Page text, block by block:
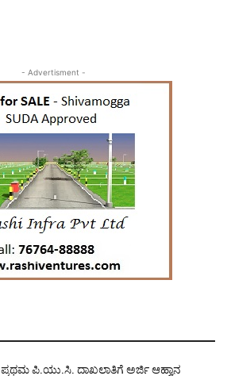
- Advertisment -
ಪ್ರಥಮ ಪಿ.ಯು.ಸಿ. ದಾಖಲಾತಿಗೆ ಅರ್ಜಿ ಆಹ್ವಾನ